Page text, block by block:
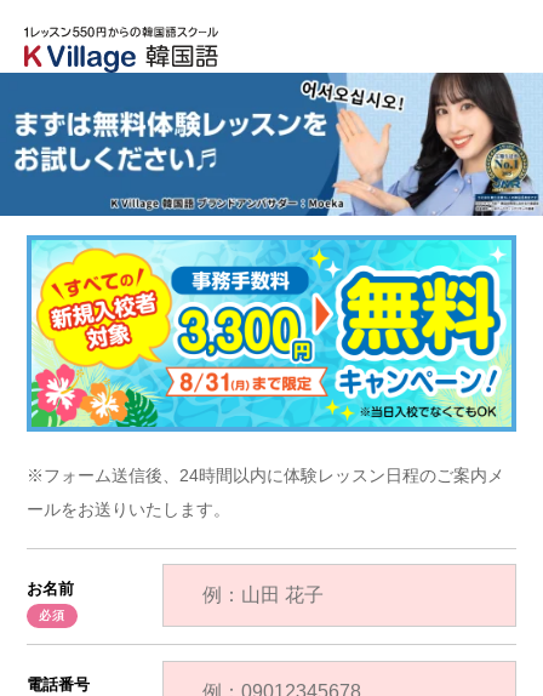
※フォーム送信後、24時間以内に体験レッスン日程のご案内メ
ールをお送りいたします。
お名前
電話番号